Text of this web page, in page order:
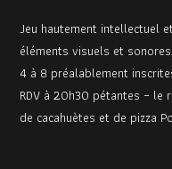
Jeu hautement intellectuel
éléments visuels et
4 à 8 préalablement
RDV à 20h30 pétantes – le
de cacahuètes et de pizza